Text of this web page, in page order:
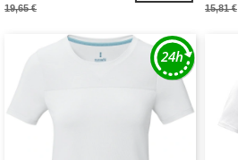
19,65 € 15,81 €